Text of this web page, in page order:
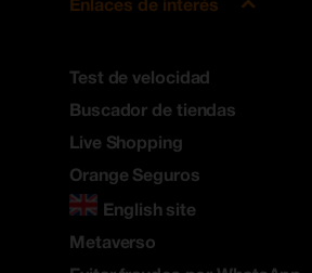
Test de velocidad
Buscador de tiendas
Live Shopping
Orange Seguros
English site
Metaverso